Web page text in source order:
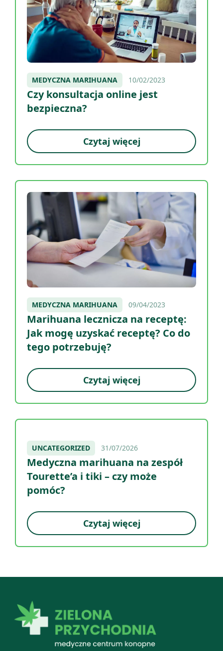
MEDYCZNA MARIHUANA 10/02/2023
Czy konsultacja online jest
bezpieczna?
Czytaj więcej
MEDYCZNA MARIHUANA 09/04/2023
Marihuana lecznicza na receptę:
Jak mogę uzyskać receptę? Co do
tego potrzebuję?
Czytaj więcej
UNCATEGORIZED 31/07/2026
Medyczna marihuana na zespół
Tourette’a i tiki – czy może
pomóc?
Czytaj więcej